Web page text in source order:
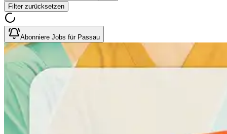
Filter zurücksetzen
Abonniere Jobs für Passau